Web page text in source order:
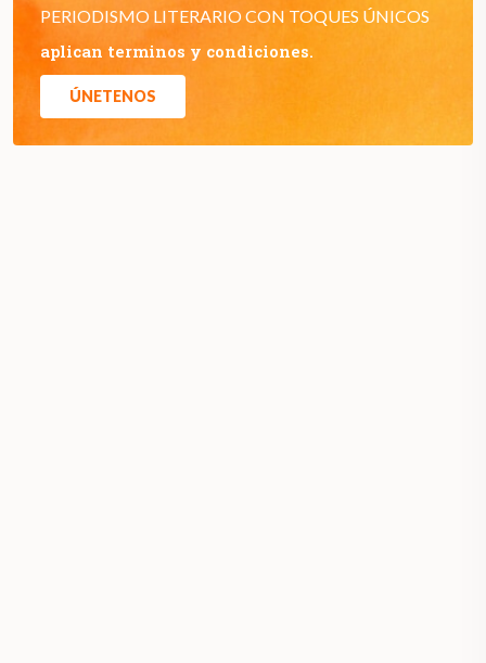
PERIODISMO LITERARIO CON TOQUES ÚNICOS
aplican terminos y condiciones.
ÚNETENOS